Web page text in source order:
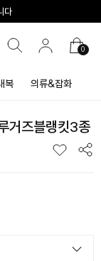
다
0
복 의류&잡화
거즈블랭킷3종